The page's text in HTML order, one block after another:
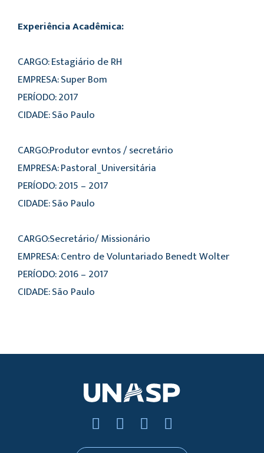
Experiência Acadêmica:
CARGO: Estagiário de RH
EMPRESA: Super Bom
PERÍODO: 2017
CIDADE: São Paulo
CARGO:Produtor evntos / secretário
EMPRESA: Pastoral_Universitária
PERÍODO: 2015 – 2017
CIDADE: São Paulo
CARGO:Secretário/ Missionário
EMPRESA: Centro de Voluntariado Benedt Wolter
PERÍODO: 2016 – 2017
CIDADE: São Paulo